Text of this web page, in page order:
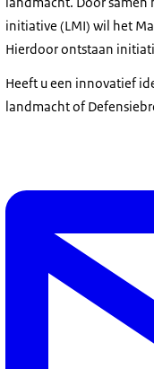
initiative (LMI) wil het
Hierdoor ontstaan
Heeft u een innovatief
landmacht of